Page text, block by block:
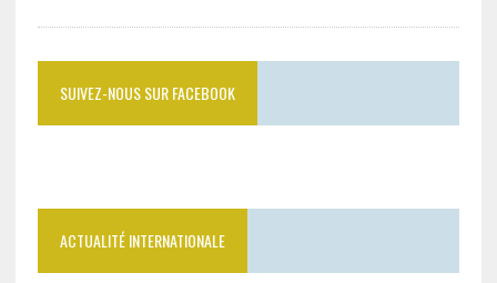
SUIVEZ-NOUS SUR FACEBOOK
ACTUALITÉ INTERNATIONALE